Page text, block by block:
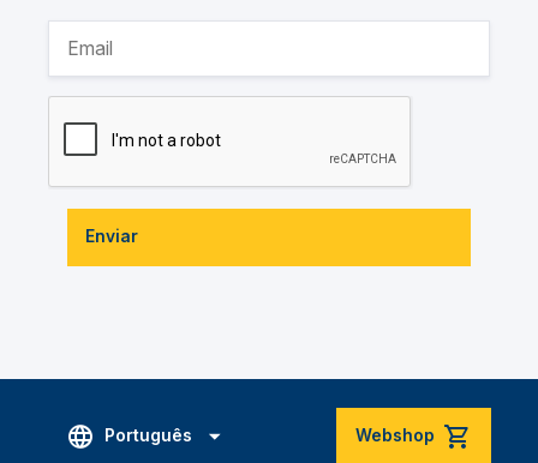
Enviar
Português Webshop